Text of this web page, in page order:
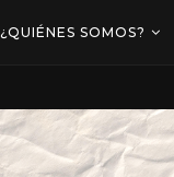
¿QUIÉNES SOMOS?